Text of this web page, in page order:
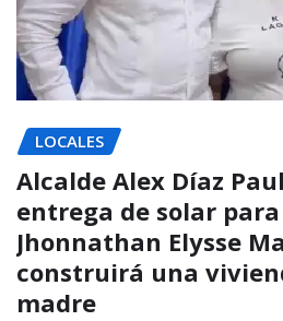
LOCALES
Alcalde Alex Díaz
entrega de solar
Jhonnathan Elysse
construirá una
madre